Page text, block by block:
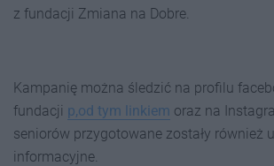
z fundacji Zmiana na Dobre.
Kampanię można śledzić na profilu
fundacji p,od tym linkiem oraz na
seniorów przygotowane zostały również
informacyjne.